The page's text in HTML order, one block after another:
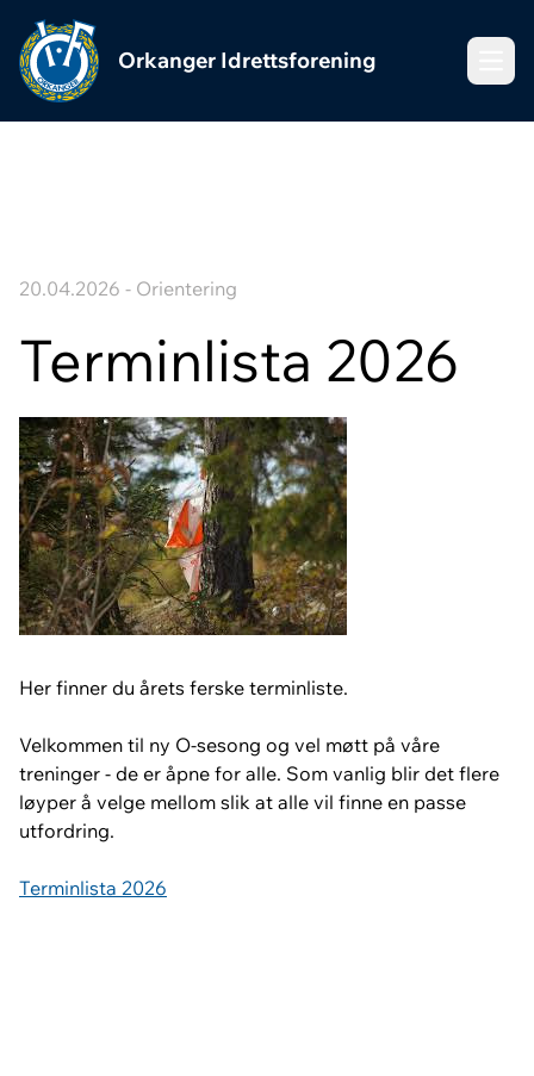
Orkanger Idrettsforening
20.04.2026 - Orientering
Terminlista 2026
Her finner du årets ferske terminliste.
Velkommen til ny O-sesong og vel møtt på våre
treninger - de er åpne for alle. Som vanlig blir det flere
løyper å velge mellom slik at alle vil finne en passe
utfordring.
Terminlista 2026